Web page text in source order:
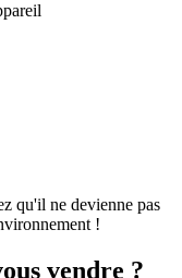
qu'il ne devienne pas
!
vendre ?